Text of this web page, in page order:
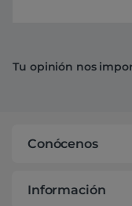
Tu opinión nos
Conócenos
Información